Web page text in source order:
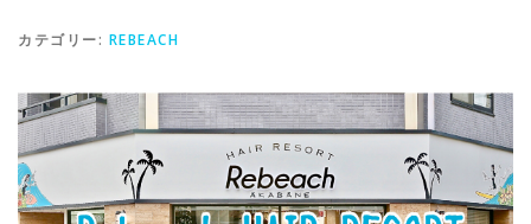
カテゴリー: REBEACH